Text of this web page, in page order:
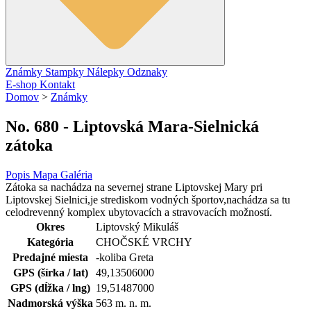
Známky Stampky Nálepky Odznaky
E-shop Kontakt
Domov > Známky
No. 680 - Liptovská Mara-Sielnická
zátoka
Popis Mapa Galéria
Zátoka sa nachádza na severnej strane Liptovskej Mary pri
Liptovskej Sielnici,je strediskom vodných športov,nachádza sa tu
celodrevenný komplex ubytovacích a stravovacích možností.
Okres
Liptovský Mikuláš
Kategória
CHOČSKÉ VRCHY
Predajné miesta
-koliba Greta
GPS (šírka / lat)
49,13506000
GPS (dĺžka / lng) 19,51487000
Nadmorská výška 563 m. n. m.